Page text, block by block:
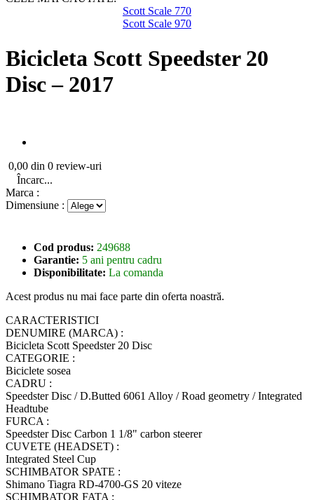
Scott Scale 770
Scott Scale 970
Bicicleta Scott Speedster 20
Disc – 2017
0,00 din 0 review-uri
Încarc...
Marca :
Dimensiune :
Cod produs: 249688
Garantie: 5 ani pentru cadru
Disponibilitate: La comanda
Acest produs nu mai face parte din oferta noastră.
CARACTERISTICI
DENUMIRE (MARCA) :
Bicicleta Scott Speedster 20 Disc
CATEGORIE :
Biciclete sosea
CADRU :
Speedster Disc / D.Butted 6061 Alloy / Road geometry / Integrated
Headtube
FURCA :
Speedster Disc Carbon 1 1/8" carbon steerer
CUVETE (HEADSET) :
Integrated Steel Cup
SCHIMBATOR SPATE :
Shimano Tiagra RD-4700-GS 20 viteze
SCHIMBATOR FATA :